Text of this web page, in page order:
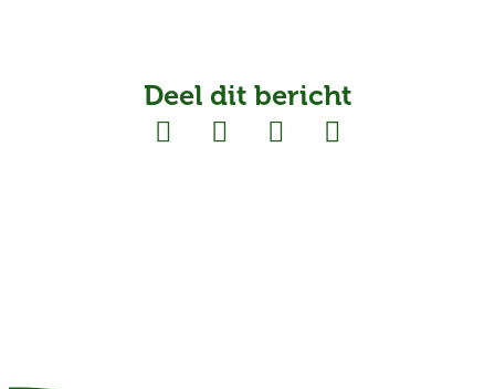
Deel dit bericht